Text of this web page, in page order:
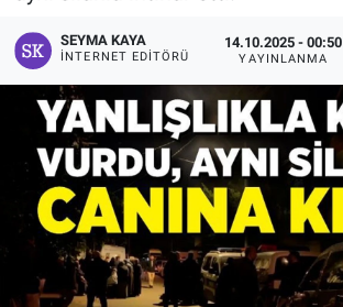
SEYMA KAYA
İNTERNET EDITÖRÜ
14.10.2025 - 00:50
YAYINLANMA